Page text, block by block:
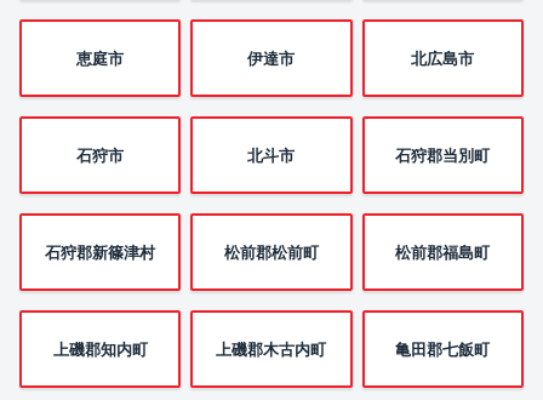
恵庭市 伊達市 北広島市
石狩市 北斗市 石狩郡当別町
石狩郡新篠津村 松前郡松前町 松前郡福島町
上磯郡知内町 上磯郡木古内町 亀田郡七飯町